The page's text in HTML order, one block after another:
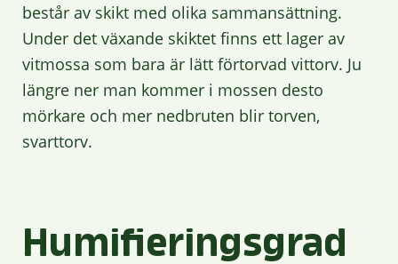
består av skikt med olika sammansättning.
Under det växande skiktet finns ett lager av
vitmossa som bara är lätt förtorvad vittorv. Ju
längre ner man kommer i mossen desto
mörkare och mer nedbruten blir torven,
svarttorv.
Humifieringsgrad